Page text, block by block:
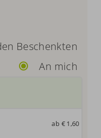
Beschenkten
An mich
ab € 1,60